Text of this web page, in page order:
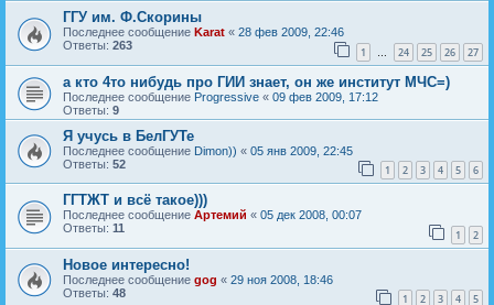
ГГУ им. Ф.Скорины
Последнее сообщение Karat « 28 фев 2009, 22:46
Ответы: 263 1 … 24 25 26 27
а кто 4то нибудь про ГИИ знает, он же институт МЧС=)
Последнее сообщение Progressive « 09 фев 2009, 17:12
Ответы: 9
Я учусь в БелГУТе
Последнее сообщение Dimon)) « 05 янв 2009, 22:45
Ответы: 52 1 2 3 4 5 6
ГГТЖТ и всё такое)))
Последнее сообщение Артемий « 05 дек 2008, 00:07
Ответы: 11 1 2
Новое интересно!
Последнее сообщение gog « 29 ноя 2008, 18:46
Ответы: 48 1 2 3 4 5